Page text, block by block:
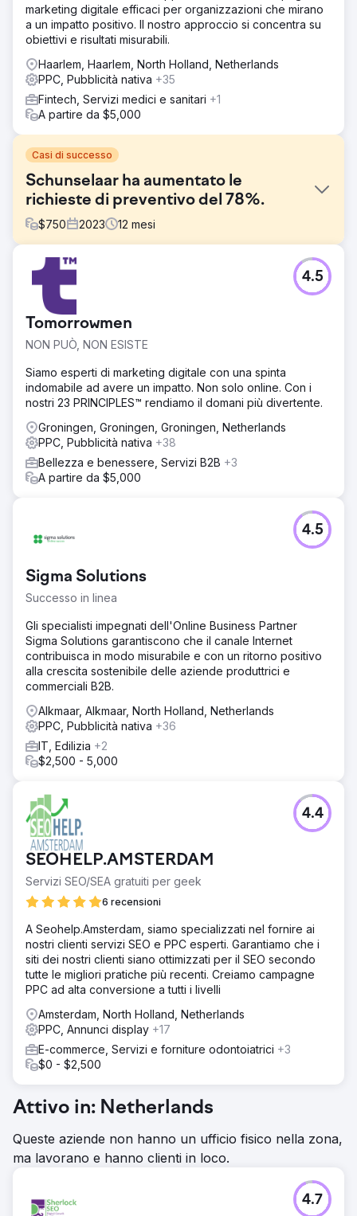
marketing digitale efficaci per organizzazioni che mirano
a un impatto positivo. Il nostro approccio si concentra su
obiettivi e risultati misurabili.
Haarlem, Haarlem, North Holland, Netherlands
PPC, Pubblicità nativa +35
Fintech, Servizi medici e sanitari +1
A partire da $5,000
Casi di successo
Schunselaar ha aumentato le
richieste di preventivo del 78%.
$750 2023 12 mesi
Sfida
Schunselaar si è rivolto a noi con la richiesta di ricevere
un flusso stabile di candidature durante tutto l'anno.
Soluzione
Stiamo lavorando su questo in diversi ambiti. Per un flusso
stabile abbiamo lavorato su Google Ads e Google
Organic. La combinazione di questi due canali dovrebbe
garantire una buona reperibilità nella regione da cui
proviene il flusso di richieste.
Risultato
+78% preventivi richiesti, -25% costo per acquisizione e
+92% traffico organico.
Vai alla pagina agenzia
Tomorrowmen
NON PUÒ, NON ESISTE
4.5
Siamo esperti di marketing digitale con una spinta
indomabile ad avere un impatto. Non solo online. Con i
nostri 23 PRINCIPLES™ rendiamo il domani più divertente.
Groningen, Groningen, Groningen, Netherlands
PPC, Pubblicità nativa +38
Bellezza e benessere, Servizi B2B +3
A partire da $5,000
Sigma Solutions
Successo in linea
4.5
Gli specialisti impegnati dell'Online Business Partner
Sigma Solutions garantiscono che il canale Internet
contribuisca in modo misurabile e con un ritorno positivo
alla crescita sostenibile delle aziende produttrici e
commerciali B2B.
Alkmaar, Alkmaar, North Holland, Netherlands
PPC, Pubblicità nativa +36
IT, Edilizia +2
$2,500 - 5,000
SEOHELP.AMSTERDAM
Servizi SEO/SEA gratuiti per geek
6 recensioni
4.4
A Seohelp.Amsterdam, siamo specializzati nel fornire ai
nostri clienti servizi SEO e PPC esperti. Garantiamo che i
siti dei nostri clienti siano ottimizzati per il SEO secondo
tutte le migliori pratiche più recenti. Creiamo campagne
PPC ad alta conversione a tutti i livelli
Amsterdam, North Holland, Netherlands
PPC, Annunci display +17
E-commerce, Servizi e forniture odontoiatrici +3
$0 - $2,500
Attivo in: Netherlands
Queste aziende non hanno un ufficio fisico nella zona,
ma lavorano e hanno clienti in loco.
4.7